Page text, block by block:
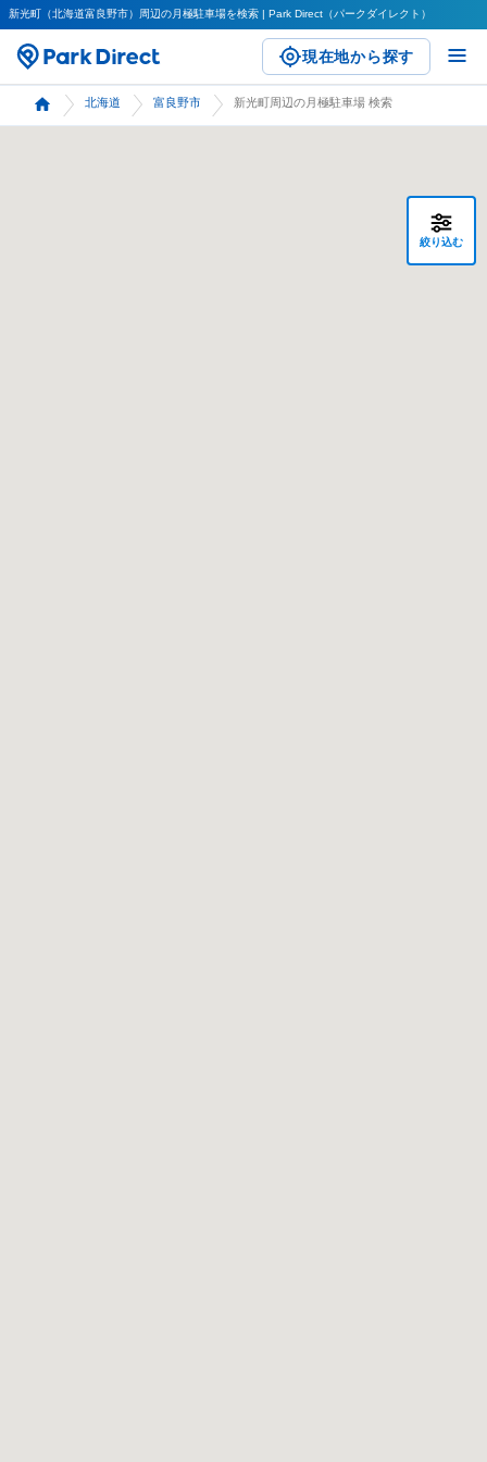
新光町（北海道富良野市）周辺の月極駐車場を検索 | Park Direct（パークダイレクト）
現在地から探す
北海道 富良野市 新光町周辺の月極駐車場 検索
絞り込む